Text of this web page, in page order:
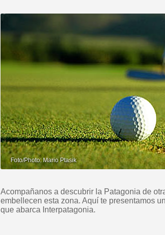
Acompañanos a descubrir la Patagonia de
embellecen esta zona. Aquí te presentamos
que abarca Interpatagonia.